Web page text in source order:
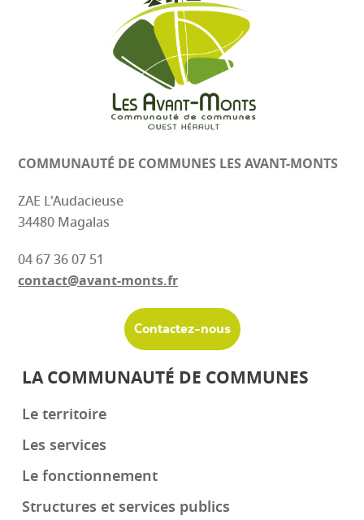
COMMUNAUTÉ DE COMMUNES LES AVANT-MONTS
ZAE L'Audacieuse
34480 Magalas
04 67 36 07 51
contact@avant-monts.fr
Contactez-nous
LA COMMUNAUTÉ DE COMMUNES
Le territoire
Les services
Le fonctionnement
Structures et services publics